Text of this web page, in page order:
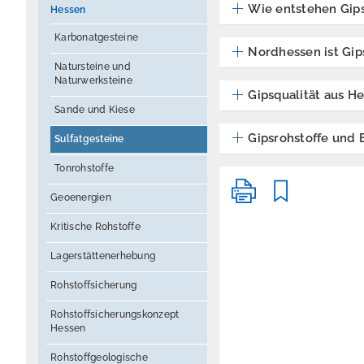
Hessen
Karbonatgesteine
Natursteine und
Naturwerksteine
Sande und Kiese
Sulfatgesteine
Tonrohstoffe
Geoenergien
Kritische Rohstoffe
Lagerstättenerhebung
Rohstoffsicherung
Rohstoffsicherungskonzept
Hessen
Rohstoffgeologische
Wie entstehen
Nordhessen ist
Gipsqualität aus
Gipsrohstoffe und